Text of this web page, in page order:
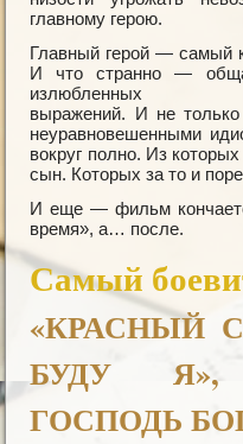
главному герою.
Главный герой — самый
И что странно —
излюбленных
выражений. И не
неуравновешенными
вокруг полно. Из
сын. Которых за то и
И еще — фильм
время», а… после.
Самый
«КРАСНЫЙ
БУДУ
ГОСПОДЬ